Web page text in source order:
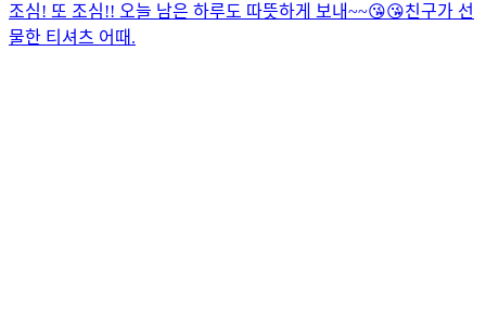
조심! 또 조심!! 오늘 남은 하루도 따뜻하게 보내~~😘😘친구가 선
물한 티셔츠 어때.